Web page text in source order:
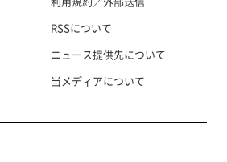
RSSについて
ニュース提供先について
当メディアについて